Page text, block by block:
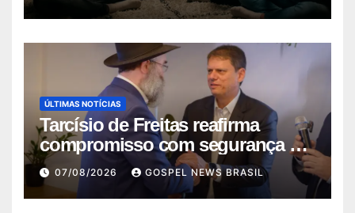
ÚLTIMAS NOTÍCIAS
Tarcísio de Freitas reafirma
compromisso com segurança da
comunid…
07/08/2026 GOSPEL NEWS BRASIL